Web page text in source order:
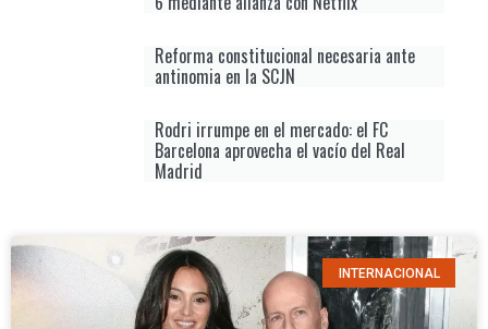
Reforma constitucional necesaria ante
antinomia en la SCJN
Rodri irrumpe en el mercado: el FC
Barcelona aprovecha el vacío del Real
Madrid
INTERNACIONAL